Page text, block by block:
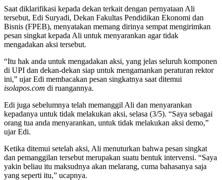
Saat diklarifikasi kepada dekan terkait dengan pernyataan Ali
tersebut, Edi Suryadi, Dekan Fakultas Pendidikan Ekonomi dan
Bisnis (FPEB), menyatakan memang dirinya sempat mengirimkan
pesan singkat kepada Ali untuk menyarankan agar tidak
mengadakan aksi tersebut.
“Itu hak anda untuk mengadakan aksi, yang jelas seluruh komponen
di UPI dan dekan-dekan siap untuk mengamankan peraturan rektor
ini,” ujar Edi membacakan pesan singkatnya saat ditemui
isolapos.com di ruangannya.
Edi juga sebelumnya telah memanggil Ali dan menyarankan
kepadanya untuk tidak melakukan aksi, selasa (3/5). “Saya sebagai
orang tua anda menyarankan, untuk tidak melakukan aksi demo,”
ujar Edi.
Ketika ditemui setelah aksi, Ali menuturkan bahwa pesan singkat
dan pemanggilan tersebut merupakan suatu bentuk intervensi. “Saya
yakin beliau itu maksudnya akan melarang, cuma bahasanya saja
yang seperti itu,” ucapnya.